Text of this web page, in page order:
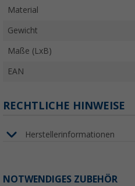
Material
Gewicht
Maße (LxB)
EAN
RECHTLICHE HINWEISE
Herstellerinformationen
NOTWENDIGES ZUBEHÖR